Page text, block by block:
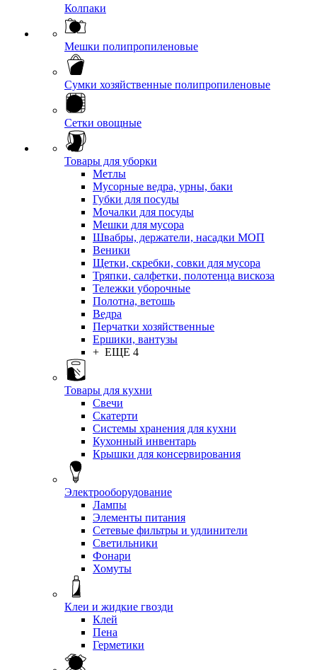
Колпаки
Мешки полипропиленовые
Сумки хозяйственные полипропиленовые
Сетки овощные
Товары для уборки
Метлы
Мусорные ведра, урны, баки
Губки для посуды
Мочалки для посуды
Мешки для мусора
Швабры, держатели, насадки МОП
Веники
Щетки, скребки, совки для мусора
Тряпки, салфетки, полотенца вискоза
Тележки уборочные
Полотна, ветошь
Ведра
Перчатки хозяйственные
Ершики, вантузы
+ ЕЩЕ 4
Товары для кухни
Свечи
Скатерти
Системы хранения для кухни
Кухонный инвентарь
Крышки для консервирования
Электрооборудование
Лампы
Элементы питания
Сетевые фильтры и удлинители
Светильники
Фонари
Хомуты
Клеи и жидкие гвозди
Клей
Пена
Герметики